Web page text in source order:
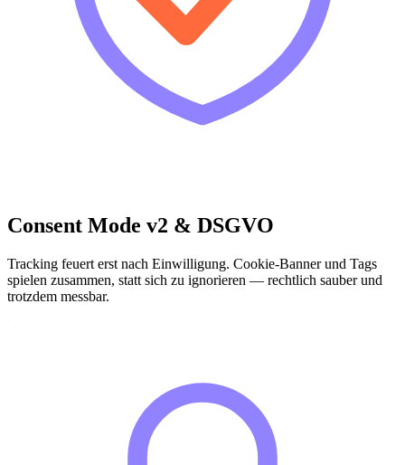
Consent Mode v2 & DSGVO
Tracking feuert erst nach Einwilligung. Cookie-Banner und Tags
spielen zusammen, statt sich zu ignorieren — rechtlich sauber und
trotzdem messbar.